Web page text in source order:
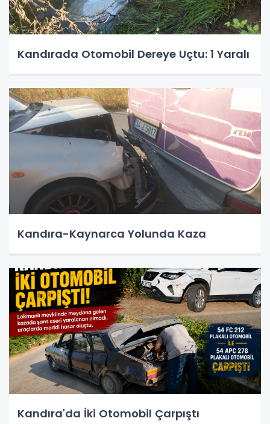
Kandırada Otomobil Dereye Uçtu: 1 Yaralı
Kandıra-Kaynarca Yolunda Kaza
Kandıra'da İki Otomobil Çarpıştı